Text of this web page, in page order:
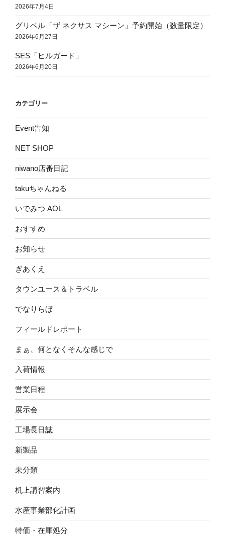
2026年7月4日
グリベル「ザ ネクサス マシーン」予約開始（数量限定）
2026年6月27日
SES「ヒルガード」
2026年6月20日
カテゴリー
Event告知
NET SHOP
niwano店番日記
takuちゃんねる
いでみつ AOL
おすすめ
お知らせ
ぎあくえ
タウンユース＆トラベル
でなりらぼ
フィールドレポート
まぁ、何となくそんな感じで
入荷情報
営業日程
展示会
工場長日誌
新製品
未分類
机上講習案内
水産事業部化計画
特価・在庫処分